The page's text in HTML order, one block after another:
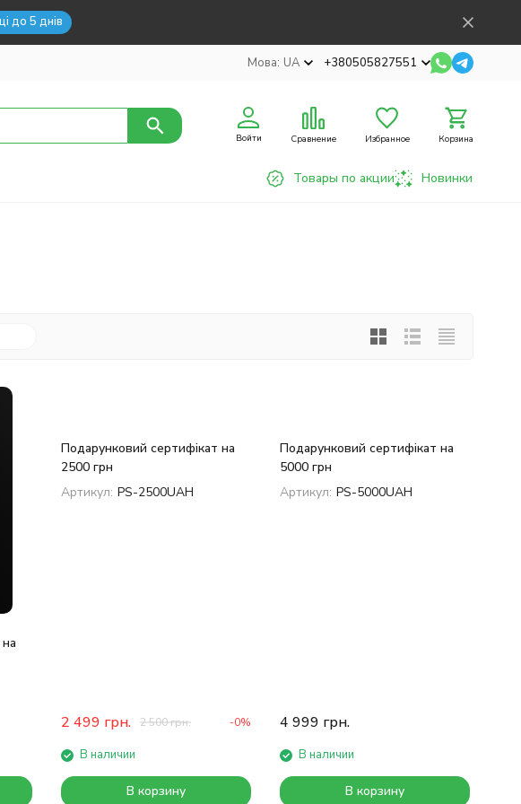
до 5 днів
Мова: UA +380505827551
Войти Сравнение Избранное Корзина
Товары по акции Новинки
Подарунковий сертифікат на
2500 грн
Артикул: PS-2500UAH
2 499 грн. 2 500грн. -0%
В наличии
В корзину
Подарунковий сертифікат на
5000 грн
Артикул: PS-5000UAH
4 999 грн.
В наличии
В корзину